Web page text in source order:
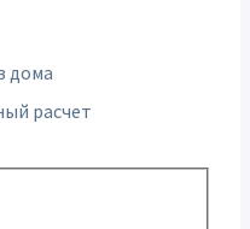
дома
расчет